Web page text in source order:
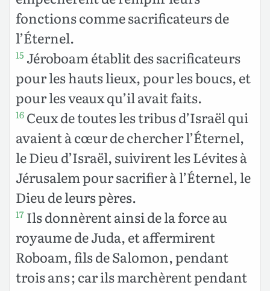
fonctions comme sacrificateurs de
l’Éternel.
15 Jéroboam établit des sacrificateurs
pour les hauts lieux, pour les boucs, et
pour les veaux qu’il avait faits.
16 Ceux de toutes les tribus d’Israël qui
avaient à cœur de chercher l’Éternel,
le Dieu d’Israël, suivirent les Lévites à
Jérusalem pour sacrifier à l’Éternel, le
Dieu de leurs pères.
17 Ils donnèrent ainsi de la force au
royaume de Juda, et affermirent
Roboam, fils de Salomon, pendant
trois ans ; car ils marchèrent pendant